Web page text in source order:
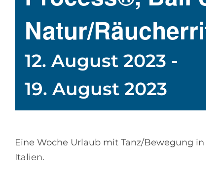
Natur/
12. August 2023 -
19. August 2023
Eine Woche Urlaub mit Tanz/Bewegung in
Italien.